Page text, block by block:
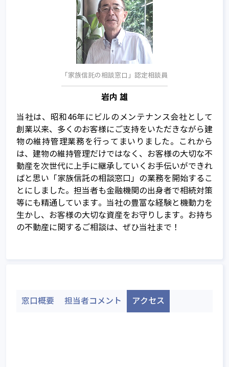
家族信託とは
家族信託が注目される背景
信託って何？
家族信託の基本的な仕組み
家族信託以外の財産管理・資産承継手
家族信託の相談窓口とは
「家族信託の相談窓口」認定相談員
岩内 雄
当社は、昭和46年にビルのメンテナンス会社として
創業以来、多くのお客様にご支持をいただきながら建
物の維持管理業務を行ってまいりました。これから
は、建物の維持管理だけではなく、お客様の大切な不
動産を次世代に上手に継承していくお手伝いができれ
ばと思い「家族信託の相談窓口」の業務を開始するこ
とにしました。担当者も金融機関の出身者で相続対策
等にも精通しています。当社の豊富な経験と機動力を
生かし、お客様の大切な資産をお守りします。お持ち
の不動産に関するご相談は、ぜひ当社まで！
窓口概要 担当者コメント アクセス